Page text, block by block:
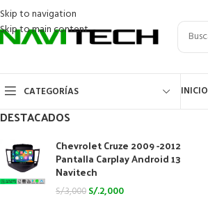
Skip to navigation
Skip to main content
CATEGORÍAS INICIO
DESTACADOS
Chevrolet Cruze 2009 -2012
Pantalla Carplay Android 13
Navitech
S/.3,000 S/.2,000